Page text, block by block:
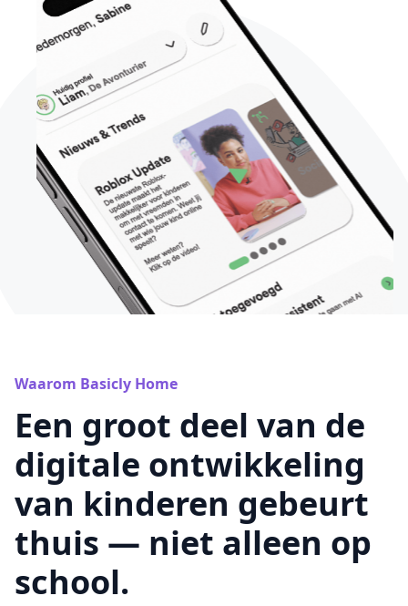
Waarom Basicly Home
Een groot deel van de
digitale ontwikkeling
van kinderen gebeurt
thuis — niet alleen op
school.